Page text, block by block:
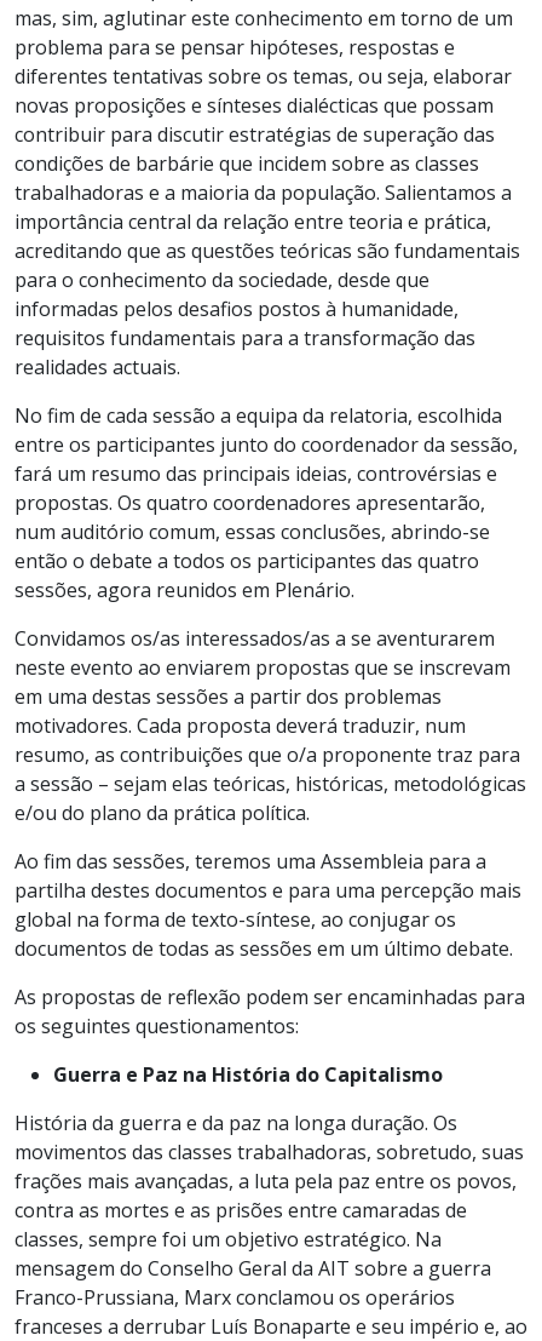
mas, sim, aglutinar este conhecimento em torno de um
problema para se pensar hipóteses, respostas e
diferentes tentativas sobre os temas, ou seja, elaborar
novas proposições e sínteses dialécticas que possam
contribuir para discutir estratégias de superação das
condições de barbárie que incidem sobre as classes
trabalhadoras e a maioria da população. Salientamos a
importância central da relação entre teoria e prática,
acreditando que as questões teóricas são fundamentais
para o conhecimento da sociedade, desde que
informadas pelos desafios postos à humanidade,
requisitos fundamentais para a transformação das
realidades actuais.
No fim de cada sessão a equipa da relatoria, escolhida
entre os participantes junto do coordenador da sessão,
fará um resumo das principais ideias, controvérsias e
propostas. Os quatro coordenadores apresentarão,
num auditório comum, essas conclusões, abrindo-se
então o debate a todos os participantes das quatro
sessões, agora reunidos em Plenário.
Convidamos os/as interessados/as a se aventurarem
neste evento ao enviarem propostas que se inscrevam
em uma destas sessões a partir dos problemas
motivadores. Cada proposta deverá traduzir, num
resumo, as contribuições que o/a proponente traz para
a sessão – sejam elas teóricas, históricas, metodológicas
e/ou do plano da prática política.
Ao fim das sessões, teremos uma Assembleia para a
partilha destes documentos e para uma percepção mais
global na forma de texto-síntese, ao conjugar os
documentos de todas as sessões em um último debate.
As propostas de reflexão podem ser encaminhadas para
os seguintes questionamentos:
Guerra e Paz na História do Capitalismo
História da guerra e da paz na longa duração. Os
movimentos das classes trabalhadoras, sobretudo, suas
frações mais avançadas, a luta pela paz entre os povos,
contra as mortes e as prisões entre camaradas de
classes, sempre foi um objetivo estratégico. Na
mensagem do Conselho Geral da AIT sobre a guerra
Franco-Prussiana, Marx conclamou os operários
franceses a derrubar Luís Bonaparte e seu império e, ao